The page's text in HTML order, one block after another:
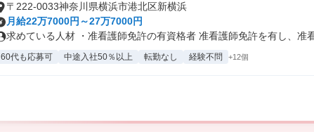
〒222-0033神奈川県横浜市港北区新横浜
月給22万7000円～27万7000円
求めている人材 ・准看護師免許の有資格者 准看護師免許を有し、准
60代も応募可 中途入社50％以上 転勤なし 経験不問 +12個